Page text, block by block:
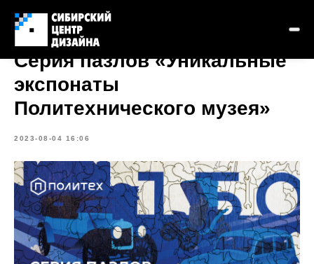
Cерия пазлов «Уникальные
экспонаты
Политехнического музея»
2023-08-04 16:06